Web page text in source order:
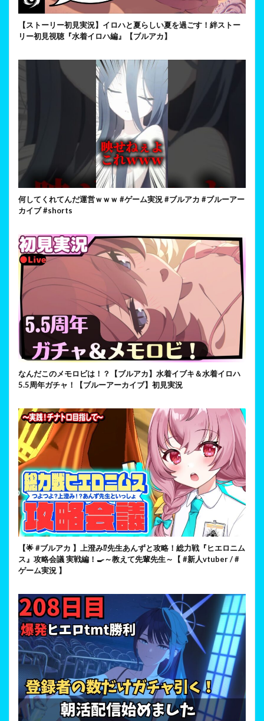
【ストーリー初見実況】イロハと夏らしい夏を過ごす！絆ストー
リー初見視聴『水着イロハ編』【ブルアカ】
何してくれてんだ運営ｗｗｗ #ゲーム実況 #ブルアカ #ブルーアー
カイブ #shorts
なんだこのメモロビは！？【ブルアカ】水着イブキ＆水着イロハ
5.5周年ガチャ！【ブルーアーカイブ】初見実況
【🌟 #ブルアカ 】上澄み⁉先生あんずと攻略！総力戦『ヒエロニム
ス』攻略会議 実戦編！🍳～教えて先輩先生～【 #新人vtuber / #
ゲーム実況 】